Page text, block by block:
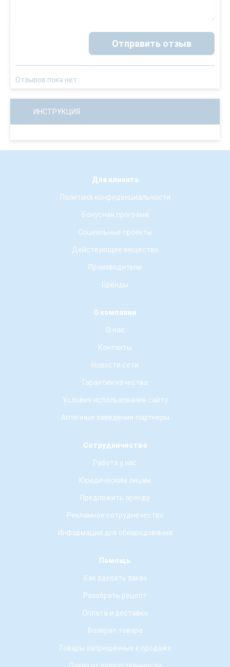
Отправить отзыв
Отзывов пока нет
ИНСТРУКЦИЯ
Для клиента
Политика конфиденциальности
Бонусная програма
Социальные проекты
Действующее вещество
Производители
Бренды
О компании
О нас
Контакты
Новости сети
Гарантия качества
Условия использования сайту
Аптечные заведения-партнеры
Сотрудничество
Работа у нас
Юридическим лицам
Предложить аренду
Рекламное сотруднечество
Информация для обнародования
Помощь
Как зделать заказ
Разобрать рецепт
Оплата и доставка
Возврат товара
Товары запрещенные к продаже